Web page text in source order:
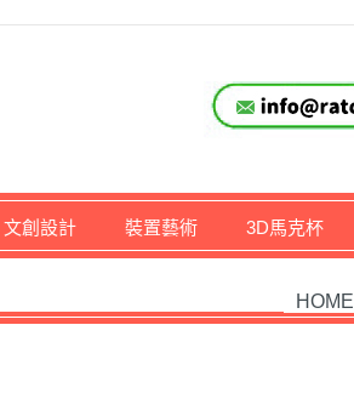
,獎盃設計專家
文創設計 裝置藝術 3D馬克杯
HOME